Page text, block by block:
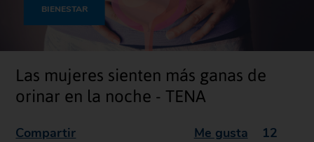
BIENESTAR
Las mujeres sienten más ganas de
orinar en la noche - TENA
Compartir Me gusta 12